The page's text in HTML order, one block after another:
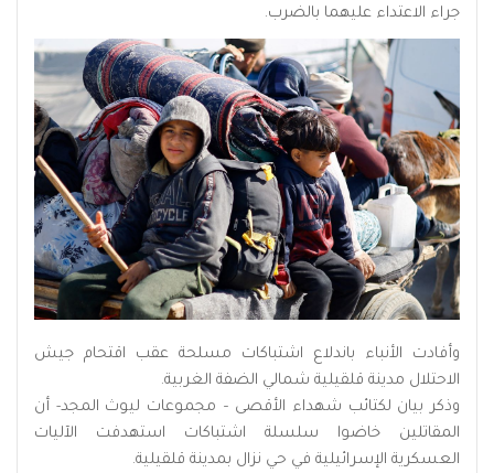
جراء الاعتداء عليهما بالضرب.
وأفادت الأنباء باندلاع اشتباكات مسلحة عقب اقتحام جيش
الاحتلال مدينة قلقيلية شمالي الضفة الغربية.
وذكر بيان لكتائب شهداء الأقصى – مجموعات ليوث المجد- أن
المقاتلين خاضوا سلسلة اشتباكات استهدفت الآليات
العسكرية الإسرائيلية في حي نزال بمدينة قلقيلية.